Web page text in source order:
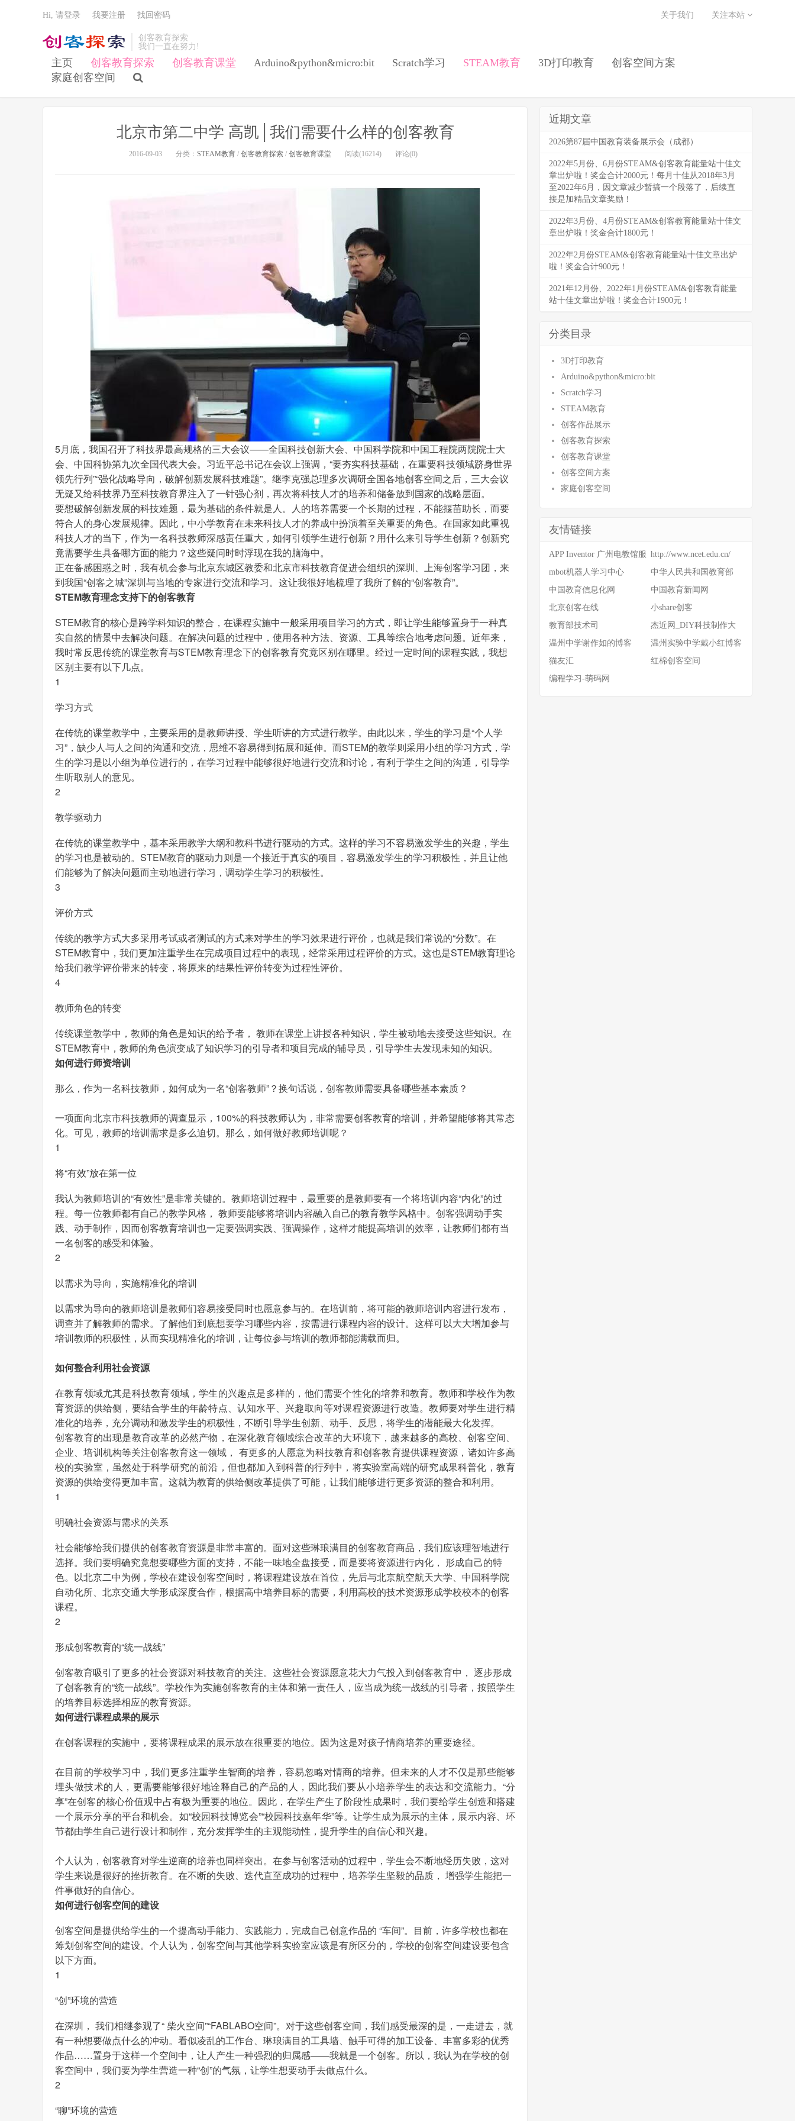
创客教育探索
我们一直在努力!
主页 创客教育探索 创客教育课堂 Arduino&python&micro:bit Scratch学习 STEAM教育 3D打印教育
创客空间方案
家庭创客空间
关于我们 关注本站
Hi, 请登录 我要注册 找回密码
北京市第二中学 高凯│我们需要什么样的创客教育
2016-09-03 分类： STEAM教育 / 创客教育探索 / 创客教育课堂 阅读(16214) 评论(0)
5月底，我国召开了科技界最高规格的三大会议——全国科技创新大会、中国科学院和中国工程院两院院士大
会、中国科协第九次全国代表大会。习近平总书记在会议上强调，“要夯实科技基础，在重要科技领域跻身世界
领先行列”“强化战略导向，破解创新发展科技难题”。继李克强总理多次调研全国各地创客空间之后，三大会议
无疑又给科技界乃至科技教育界注入了一针强心剂，再次将科技人才的培养和储备放到国家的战略层面。
要想破解创新发展的科技难题，最为基础的条件就是人。人的培养需要一个长期的过程，不能揠苗助长，而要
符合人的身心发展规律。因此，中小学教育在未来科技人才的养成中扮演着至关重要的角色。在国家如此重视
科技人才的当下，作为一名科技教师深感责任重大，如何引领学生进行创新？用什么来引导学生创新？创新究
竟需要学生具备哪方面的能力？这些疑问时时浮现在我的脑海中。
正在备感困惑之时，我有机会参与北京东城区教委和北京市科技教育促进会组织的深圳、上海创客学习团，来
到我国“创客之城”深圳与当地的专家进行交流和学习。这让我很好地梳理了我所了解的“创客教育”。
STEM教育理念支持下的创客教育
STEM教育的核心是跨学科知识的整合，在课程实施中一般采用项目学习的方式，即让学生能够置身于一种真
实自然的情景中去解决问题。在解决问题的过程中，使用各种方法、资源、工具等综合地考虑问题。近年来，
我时常反思传统的课堂教育与STEM教育理念下的创客教育究竟区别在哪里。经过一定时间的课程实践，我想
区别主要有以下几点。
1
学习方式
在传统的课堂教学中，主要采用的是教师讲授、学生听讲的方式进行教学。由此以来，学生的学习是“个人学
习”，缺少人与人之间的沟通和交流，思维不容易得到拓展和延伸。而STEM的教学则采用小组的学习方式，学
生的学习是以小组为单位进行的，在学习过程中能够很好地进行交流和讨论，有利于学生之间的沟通，引导学
生听取别人的意见。
2
教学驱动力
在传统的课堂教学中，基本采用教学大纲和教科书进行驱动的方式。这样的学习不容易激发学生的兴趣，学生
的学习也是被动的。STEM教育的驱动力则是一个接近于真实的项目，容易激发学生的学习积极性，并且让他
们能够为了解决问题而主动地进行学习，调动学生学习的积极性。
3
评价方式
传统的教学方式大多采用考试或者测试的方式来对学生的学习效果进行评价，也就是我们常说的“分数”。在
STEM教育中，我们更加注重学生在完成项目过程中的表现，经常采用过程评价的方式。这也是STEM教育理论
给我们教学评价带来的转变，将原来的结果性评价转变为过程性评价。
4
教师角色的转变
传统课堂教学中，教师的角色是知识的给予者， 教师在课堂上讲授各种知识，学生被动地去接受这些知识。在
STEM教育中，教师的角色演变成了知识学习的引导者和项目完成的辅导员，引导学生去发现未知的知识。
如何进行师资培训
那么，作为一名科技教师，如何成为一名“创客教师”？换句话说，创客教师需要具备哪些基本素质？
一项面向北京市科技教师的调查显示，100%的科技教师认为，非常需要创客教育的培训，并希望能够将其常态
化。可见，教师的培训需求是多么迫切。那么，如何做好教师培训呢？
1
将“有效”放在第一位
我认为教师培训的“有效性”是非常关键的。教师培训过程中，最重要的是教师要有一个将培训内容“内化”的过
程。每一位教师都有自己的教学风格， 教师要能够将培训内容融入自己的教育教学风格中。创客强调动手实
践、动手制作，因而创客教育培训也一定要强调实践、强调操作，这样才能提高培训的效率，让教师们都有当
一名创客的感受和体验。
2
以需求为导向，实施精准化的培训
以需求为导向的教师培训是教师们容易接受同时也愿意参与的。在培训前，将可能的教师培训内容进行发布，
调查并了解教师的需求。了解他们到底想要学习哪些内容，按需进行课程内容的设计。这样可以大大增加参与
培训教师的积极性，从而实现精准化的培训，让每位参与培训的教师都能满载而归。
如何整合利用社会资源
在教育领域尤其是科技教育领域，学生的兴趣点是多样的，他们需要个性化的培养和教育。教师和学校作为教
育资源的供给侧，要结合学生的年龄特点、认知水平、兴趣取向等对课程资源进行改造。教师要对学生进行精
准化的培养，充分调动和激发学生的积极性，不断引导学生创新、动手、反思，将学生的潜能最大化发挥。
创客教育的出现是教育改革的必然产物，在深化教育领域综合改革的大环境下，越来越多的高校、创客空间、
企业、培训机构等关注创客教育这一领域， 有更多的人愿意为科技教育和创客教育提供课程资源，诸如许多高
校的实验室，虽然处于科学研究的前沿，但也都加入到科普的行列中，将实验室高端的研究成果科普化，教育
资源的供给变得更加丰富。这就为教育的供给侧改革提供了可能，让我们能够进行更多资源的整合和利用。
1
明确社会资源与需求的关系
社会能够给我们提供的创客教育资源是非常丰富的。面对这些琳琅满目的创客教育商品，我们应该理智地进行
选择。我们要明确究竟想要哪些方面的支持，不能一味地全盘接受，而是要将资源进行内化， 形成自己的特
色。以北京二中为例，学校在建设创客空间时，将课程建设放在首位，先后与北京航空航天大学、中国科学院
自动化所、北京交通大学形成深度合作，根据高中培养目标的需要，利用高校的技术资源形成学校校本的创客
课程。
2
形成创客教育的“统一战线”
创客教育吸引了更多的社会资源对科技教育的关注。这些社会资源愿意花大力气投入到创客教育中， 逐步形成
了创客教育的“统一战线”。学校作为实施创客教育的主体和第一责任人，应当成为统一战线的引导者，按照学生
的培养目标选择相应的教育资源。
如何进行课程成果的展示
在创客课程的实施中，要将课程成果的展示放在很重要的地位。因为这是对孩子情商培养的重要途径。
在目前的学校学习中，我们更多注重学生智商的培养，容易忽略对情商的培养。但未来的人才不仅是那些能够
埋头做技术的人，更需要能够很好地诠释自己的产品的人，因此我们要从小培养学生的表达和交流能力。“分
享”在创客的核心价值观中占有极为重要的地位。因此，在学生产生了阶段性成果时，我们要给学生创造和搭建
一个展示分享的平台和机会。如“校园科技博览会”“校园科技嘉年华”等。让学生成为展示的主体，展示内容、环
节都由学生自己进行设计和制作，充分发挥学生的主观能动性，提升学生的自信心和兴趣。
个人认为，创客教育对学生逆商的培养也同样突出。在参与创客活动的过程中，学生会不断地经历失败，这对
学生来说是很好的挫折教育。在不断的失败、迭代直至成功的过程中，培养学生坚毅的品质， 增强学生能把一
件事做好的自信心。
如何进行创客空间的建设
创客空间是提供给学生的一个提高动手能力、实践能力，完成自己创意作品的 “车间”。目前，许多学校也都在
筹划创客空间的建设。个人认为，创客空间与其他学科实验室应该是有所区分的，学校的创客空间建设要包含
以下方面。
1
“创”环境的营造
在深圳， 我们相继参观了“ 柴火空间”“FABLABO空间”。对于这些创客空间，我们感受最深的是，一走进去，就
有一种想要做点什么的冲动。看似凌乱的工作台、琳琅满目的工具墙、触手可得的加工设备、丰富多彩的优秀
作品……置身于这样一个空间中，让人产生一种强烈的归属感——我就是一个创客。所以，我认为在学校的创
客空间中，我们要为学生营造一种“创”的气氛，让学生想要动手去做点什么。
2
“聊”环境的营造
近期文章
2026第87届中国教育装备展示会（成都）
2022年5月份、6月份STEAM&创客教育能量站十佳文
章出炉啦！奖金合计2000元！每月十佳从2018年3月
至2022年6月，因文章减少暂搞一个段落了，后续直
接是加精品文章奖励！
2022年3月份、4月份STEAM&创客教育能量站十佳文
章出炉啦！奖金合计1800元！
2022年2月份STEAM&创客教育能量站十佳文章出炉
啦！奖金合计900元！
2021年12月份、2022年1月份STEAM&创客教育能量
站十佳文章出炉啦！奖金合计1900元！
分类目录
3D打印教育
Arduino&python&micro:bit
Scratch学习
STEAM教育
创客作品展示
创客教育探索
创客教育课堂
创客空间方案
家庭创客空间
友情链接
APP Inventor 广州电教馆服
务器
http://www.ncet.edu.cn/
mbot机器人学习中心
中华人民共和国教育部
中国教育信息化网
中国教育新闻网
北京创客在线
小share创客
教育部技术司
杰近网_DIY科技制作大
全
温州中学谢作如的博客
温州实验中学戴小红博客
猫友汇
红棉创客空间
编程学习-萌码网